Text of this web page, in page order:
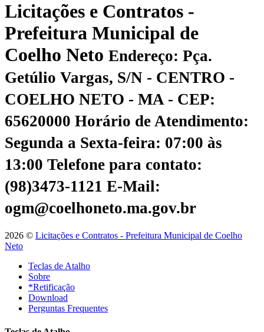
Licitações e Contratos -
Prefeitura Municipal de
Coelho Neto Endereço: Pça.
Getúlio Vargas, S/N - CENTRO -
COELHO NETO - MA - CEP:
65620000 Horário de Atendimento:
Segunda a Sexta-feira: 07:00 às
13:00 Telefone para contato:
(98)3473-1121 E-Mail:
ogm@coelhoneto.ma.gov.br
2026 © Licitações e Contratos - Prefeitura Municipal de Coelho
Neto
Teclas de Atalho
Sobre
*Retificação
Download
Perguntas Frequentes